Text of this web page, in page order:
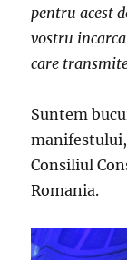
pentru acest
vostru
care
Suntem
Consiliul
Romania.